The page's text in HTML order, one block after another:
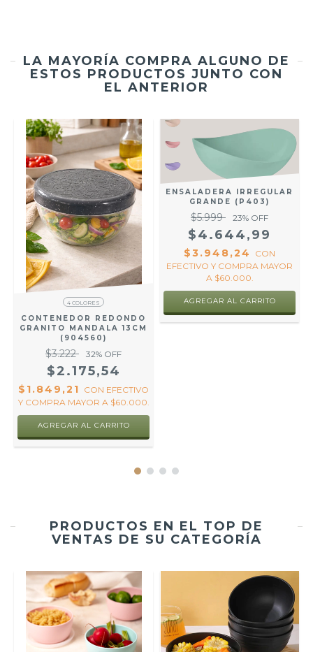
LA MAYORÍA COMPRA ALGUNO DE
ESTOS PRODUCTOS JUNTO CON
EL ANTERIOR
4 COLORES
CONTENEDOR REDONDO
GRANITO MANDALA 13CM
(904560)
$3.222 32% OFF
$2.175,54
$1.849,21 CON EFECTIVO
Y COMPRA MAYOR A $60.000.
AGREGAR AL CARRITO
ENSALADERA IRREGULAR
GRANDE (P403)
$5.999 23% OFF
$4.644,99
$3.948,24
CON
EFECTIVO Y COMPRA MAYOR
A $60.000.
AGREGAR AL CARRITO
PRODUCTOS EN EL TOP DE
VENTAS DE SU CATEGORÍA